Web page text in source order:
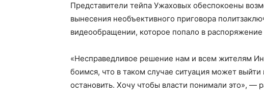
Представители тейпа Ужаховых обеспокоены
вынесения необъективного приговора
видеообращении, которое попало в распоряжение
«Несправедливое решение нам и всем жителям
боимся, что в таком случае ситуация может
остановить. Хочу чтобы власти понимали это», —